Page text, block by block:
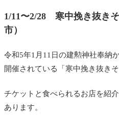
1/11〜2/28 寒中挽き抜き
市）
令和5年1月11日の建勲神社奉納
開催されている「寒中挽き抜きそ
チケットと食べられるお店を紹
あります。